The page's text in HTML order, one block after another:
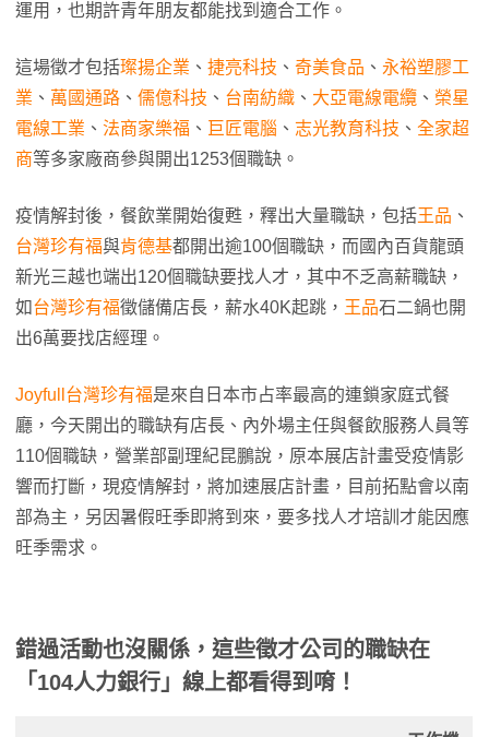
運用，也期許青年朋友都能找到適合工作。
這場徵才包括璨揚企業 、 捷亮科技 、 奇美食品 、 永裕塑膠工
業 、 萬國通路 、 儒億科技 、 台南紡織 、 大亞電線電纜 、 榮星
電線工業 、 法商家樂福 、 巨匠電腦 、 志光教育科技 、 全家超
商等多家廠商參與開出1253個職缺。
疫情解封後，餐飲業開始復甦，釋出大量職缺，包括王品 、
台灣珍有福與肯德基都開出逾100個職缺，而國內百貨龍頭
新光三越也端出120個職缺要找人才，其中不乏高薪職缺，
如台灣珍有福徵儲備店長，薪水40K起跳， 王品石二鍋也開
出6萬要找店經理。
Joyfull台灣珍有福是來自日本市占率最高的連鎖家庭式餐
廳，今天開出的職缺有店長、內外場主任與餐飲服務人員等
110個職缺，營業部副理紀昆鵬說，原本展店計畫受疫情影
響而打斷，現疫情解封，將加速展店計畫，目前拓點會以南
部為主，另因暑假旺季即將到來，要多找人才培訓才能因應
旺季需求。
錯過活動也沒關係，這些徵才公司的職缺在
「104人力銀行」線上都看得到唷！